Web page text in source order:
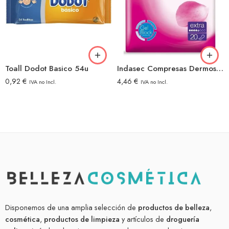
Toall Dodot Basico 54u
0,92 € IVA no Incl.
Indasec Compresas Dermoseda Extra 20unid
4,46 € IVA no Incl.
Disponemos de una amplia selección de productos de belleza,
cosmética, productos de limpieza y artículos de droguería